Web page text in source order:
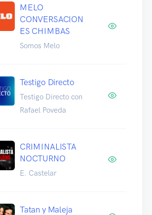
MELO
CONVERSACION
ES CHIMBAS
Somos Melo
Testigo Directo
Testigo Directo con
Rafael Poveda
CRIMINALISTA
NOCTURNO
E. Castelar
Tatan y Maleja